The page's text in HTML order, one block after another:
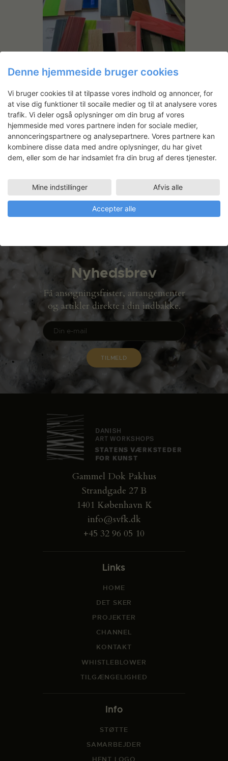
Kakkelbord
Valgedur Hauksdottir
Faciliteter
VÆRELSE 2
03.09.2007 - 10.10.2007
Nyhedsbrev
Få ansøgningsfrister, arrangementer
og artikler direkte i din indbakke.
Gammel Dok Pakhus
Strandgade 27 B
1401 København K
info@svfk.dk
+45 32 96 05 10
Links
HOME
DET SKER
PROJEKTER
CHANNEL
KONTAKT
WHISTLEBLOWER
TILGÆNGELIGHED
Info
STØTTE
SAMARBEJDER
HENT LOGO
Denne hjemmeside bruger cookies
Vi bruger cookies til at tilpasse vores indhold og annoncer, for
at vise dig funktioner til socaile medier og til at analysere vores
trafik. Vi deler også oplysninger om din brug af vores
hjemmeside med vores partnere inden for sociale medier,
annonceringspartnere og analysepartnere. Vores partnere kan
kombinere disse data med andre oplysninger, du har givet
dem, eller som de har indsamlet fra din brug af deres tjenester.
Mine indstillinger Afvis alle
Accepter alle